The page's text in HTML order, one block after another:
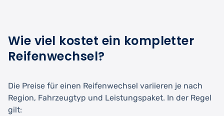
Wie viel kostet ein kompletter
Reifenwechsel?
Die Preise für einen Reifenwechsel variieren je nach
Region, Fahrzeugtyp und Leistungspaket. In der Regel
gilt: